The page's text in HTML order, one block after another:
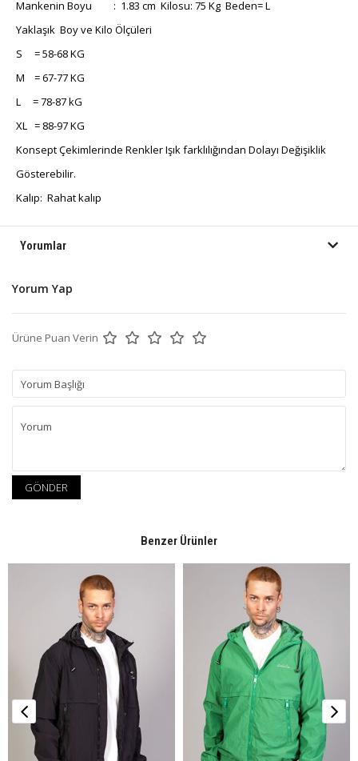
Mankenin Boyu : 1.83 cm Kilosu: 75 Kg Beden= L
Yaklaşık Boy ve Kilo Ölçüleri
S = 58-68 KG
M = 67-77 KG
L = 78-87 kG
XL = 88-97 KG
Konsept Çekimlerinde Renkler Işık farklılığından Dolayı Değişiklik
Gösterebilir.
Kalıp: Rahat kalıp
Yorumlar
Yorum Yap
Ürüne Puan Verin
GÖNDER
Benzer Ürünler